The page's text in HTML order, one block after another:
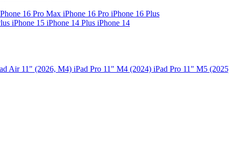
16 Pro Max iPhone 16 Pro iPhone 16 Plus
iPhone 15 iPhone 14 Plus iPhone 14
Air 11" (2026, M4) iPad Pro 11" M4 (2024) iPad Pro 11" M5